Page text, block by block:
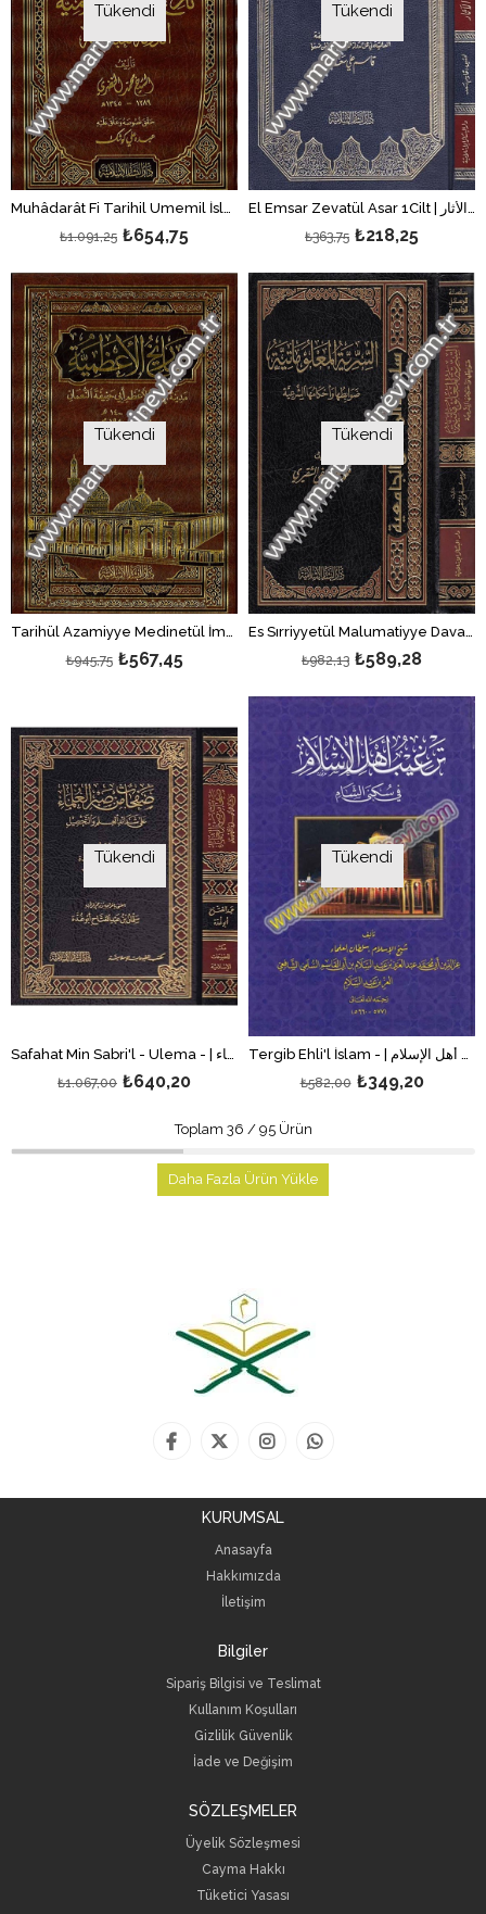
Tükendi
Muhâdarât Fi Tarihil Ümemil İslâmiyye Ed Devletül Abbasiyye 1Cilt | محاضرات في تاريخ الأمم الإسلامية
₺654,75
₺1.091,25
Tükendi
El Emsar Zevatül Asar 1Cilt | الأمصار ذوات الأثار
₺218,25
₺363,75
Tükendi
₺567,45
₺945,75
Tükendi
₺589,28
₺982,13
Tükendi
Safahat Min Sabri'l - Ulema - | صفحات من صبر العلماء
₺640,20
₺1.067,00
Tükendi
Tergib Ehli'l İslam - | ترغيب أهل الإسلام
₺349,20
₺582,00
Toplam 36 / 95Ürün
Daha Fazla Ürün Yükle
KURUMSAL
Anasayfa
Hakkımızda
İletişim
Bilgiler
Sipariş Bilgisi ve Teslimat
Kullanım Koşulları
Gizlilik Güvenlik
İade ve Değişim
SÖZLEŞMELER
Üyelik Sözleşmesi
Cayma Hakkı
Tüketici Yasası